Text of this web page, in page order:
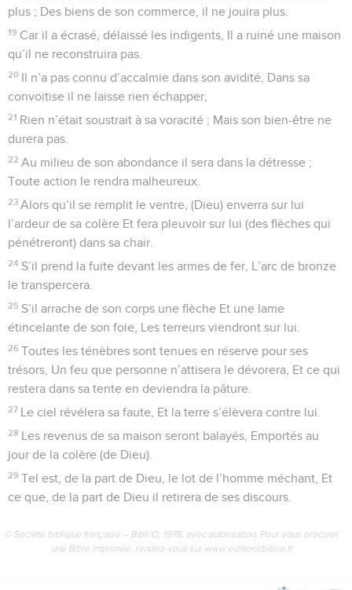
plus ; Des biens de son commerce, il ne jouira plus.
19 Car il a écrasé, délaissé les indigents, Il a ruiné une maison
qu’il ne reconstruira pas.
20 Il n’a pas connu d’accalmie dans son avidité, Dans sa
convoitise il ne laisse rien échapper,
21 Rien n’était soustrait à sa voracité ; Mais son bien-être ne
durera pas.
22 Au milieu de son abondance il sera dans la détresse ;
Toute action le rendra malheureux.
23 Alors qu’il se remplit le ventre, (Dieu) enverra sur lui
l’ardeur de sa colère Et fera pleuvoir sur lui (des flèches qui
pénétreront) dans sa chair.
24 S’il prend la fuite devant les armes de fer, L’arc de bronze
le transpercera.
25 S’il arrache de son corps une flèche Et une lame
étincelante de son foie, Les terreurs viendront sur lui.
26 Toutes les ténèbres sont tenues en réserve pour ses
trésors, Un feu que personne n’attisera le dévorera, Et ce qui
restera dans sa tente en deviendra la pâture.
27 Le ciel révélera sa faute, Et la terre s’élèvera contre lui.
28 Les revenus de sa maison seront balayés, Emportés au
jour de la colère (de Dieu).
29 Tel est, de la part de Dieu, le lot de l’homme méchant, Et
ce que, de la part de Dieu il retirera de ses discours.
© Société biblique française – Bibli’O, 1978, avec autorisation. Pour vous procurer
une Bible imprimée, rendez-vous sur www.editionsbiblio.fr